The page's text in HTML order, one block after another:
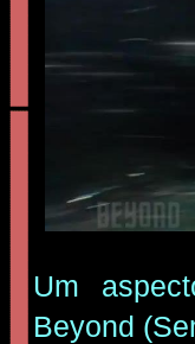
Um
Beyond